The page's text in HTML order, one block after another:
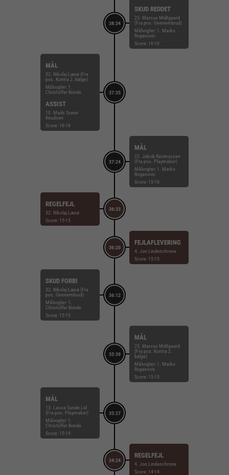
38:34
SKUD REDDET
23. Marcus Midtgaard
(Fra pos. Gennembrud)
Målvogter: 1. Marko
Roganovic
Score: 16-16
37:35
MÅL
32. Nikolaj Læsø (Fra
pos. Kontra 2. bølge)
Målvogter: 1.
Christoffer Bonde
ASSIST
10. Mads Svane
Knudsen
Score: 16-16
37:24
MÅL
22. Jakob Rasmussen
(Fra pos. Playmaker)
Målvogter: 1. Marko
Roganovic
Score: 15-16
36:33
REGELFEJL
32. Nikolaj Læsø
Score: 15-15
36:20
FEJLAFLEVERING
4. Jon Lindenchrone
Score: 15-15
36:12
SKUD FORBI
32. Nikolaj Læsø (Fra
pos. Gennembrud)
Målvogter: 1.
Christoffer Bonde
Score: 15-15
35:39
MÅL
23. Marcus Midtgaard
(Fra pos. Kontra 2.
bølge)
Målvogter: 1. Marko
Roganovic
Score: 15-15
35:27
MÅL
13. Lasse Sunde Lid
(Fra pos. Playmaker)
Målvogter: 1.
Christoffer Bonde
Score: 15-14
34:24
REGELFEJL
4. Jon Lindenchrone
Score: 14-14